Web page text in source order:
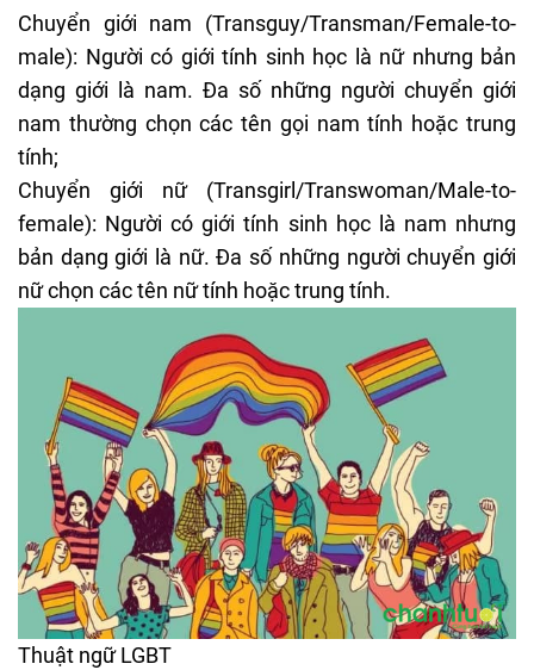
Chuyển giới nam (Transguy/Transman/Female-to-
male): Người có giới tính sinh học là nữ nhưng bản
dạng giới là nam. Đa số những người chuyển giới
nam thường chọn các tên gọi nam tính hoặc trung
tính;
Chuyển giới nữ (Transgirl/Transwoman/Male-to-
female): Người có giới tính sinh học là nam nhưng
bản dạng giới là nữ. Đa số những người chuyển giới
nữ chọn các tên nữ tính hoặc trung tính.
Thuật ngữ LGBT